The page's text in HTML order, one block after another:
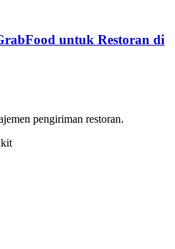
untuk Restoran di
pengiriman restoran.